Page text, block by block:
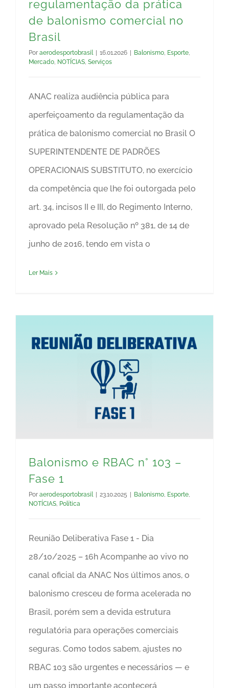
regulamentação da prática
de balonismo comercial no
Brasil
Por aerodesportobrasil 16.01.2026 Balonismo, Esporte,
Mercado, NOTÍCIAS, Serviços
ANAC realiza audiência pública para
aperfeiçoamento da regulamentação da
prática de balonismo comercial no Brasil O
SUPERINTENDENTE DE PADRÕES
OPERACIONAIS SUBSTITUTO, no exercício
da competência que lhe foi outorgada pelo
art. 34, incisos II e III, do Regimento Interno,
aprovado pela Resolução nº 381, de 14 de
junho de 2016, tendo em vista o
Ler Mais
Balonismo e RBAC n° 103 –
Fase 1
Por aerodesportobrasil 23.10.2025 Balonismo, Esporte,
NOTÍCIAS, Política
Reunião Deliberativa Fase 1 - Dia
28/10/2025 – 16h Acompanhe ao vivo no
canal oficial da ANAC Nos últimos anos, o
balonismo cresceu de forma acelerada no
Brasil, porém sem a devida estrutura
regulatória para operações comerciais
seguras. Como todos sabem, ajustes no
RBAC 103 são urgentes e necessários — e
um passo importante acontecerá